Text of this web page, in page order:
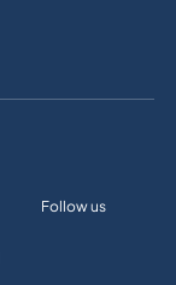
Follow us